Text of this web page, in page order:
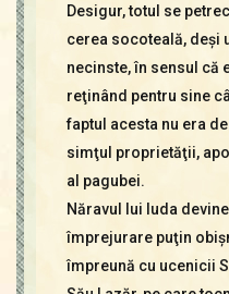
Desigur, totul se
cerea socoteală, deşi
necinste, în sensul că
reţinând pentru sine
faptul acesta nu era
simţul proprietăţii,
al pagubei.
Năravul lui Iuda
împrejurare puţin
împreună cu ucenicii